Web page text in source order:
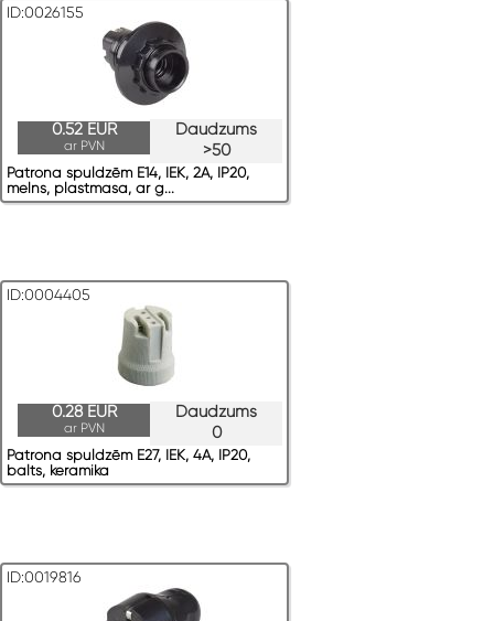
ID:0026155
Daudzums
>50
0.52 EUR
ar PVN
Patrona spuldzēm E14, IEK, 2A, IP20,
melns, plastmasa, ar g...
ID:0004405
Daudzums
0
0.28 EUR
ar PVN
Patrona spuldzēm E27, IEK, 4A, IP20,
balts, keramika
ID:0019816